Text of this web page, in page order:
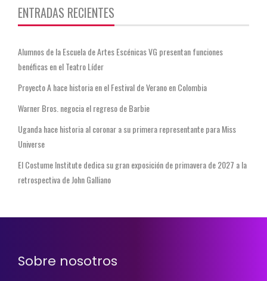
ENTRADAS RECIENTES
Alumnos de la Escuela de Artes Escénicas VG presentan funciones
benéficas en el Teatro Líder
Proyecto A hace historia en el Festival de Verano en Colombia
Warner Bros. negocia el regreso de Barbie
Uganda hace historia al coronar a su primera representante para Miss
Universe
El Costume Institute dedica su gran exposición de primavera de 2027 a la
retrospectiva de John Galliano
Sobre nosotros